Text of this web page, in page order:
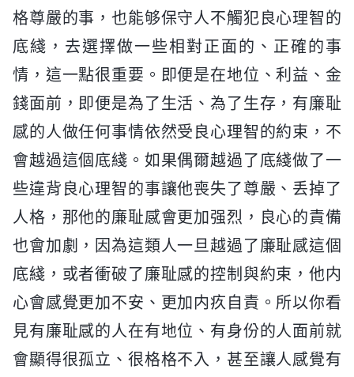
格尊嚴的事，也能够保守人不觸犯良心理智的
底綫，去選擇做一些相對正面的、正確的事
情，這一點很重要。即便是在地位、利益、金
錢面前，即便是為了生活、為了生存，有廉耻
感的人做任何事情依然受良心理智的約束，不
會越過這個底綫。如果偶爾越過了底綫做了一
些違背良心理智的事讓他喪失了尊嚴、丢掉了
人格，那他的廉耻感會更加强烈，良心的責備
也會加劇，因為這類人一旦越過了廉耻感這個
底綫，或者衝破了廉耻感的控制與約束，他内
心會感覺更加不安、更加内疚自責。所以你看
見有廉耻感的人在有地位、有身份的人面前就
會顯得很孤立、很格格不入，甚至讓人感覺有